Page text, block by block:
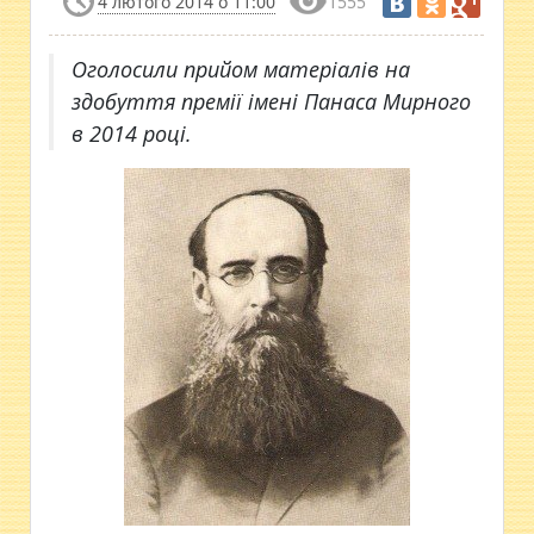
Оголосили прийом матеріалів на
здобуття премії імені Панаса Мирного
в 2014 році.